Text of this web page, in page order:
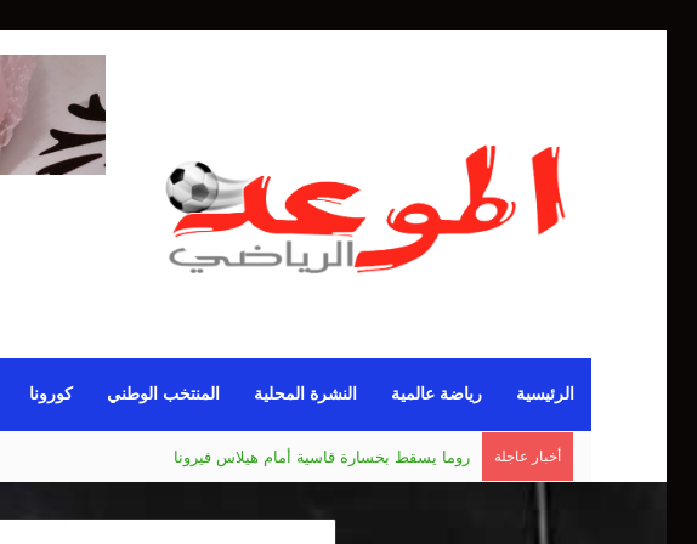
الرئيسية رياضة عالمية النشرة المحلية المنتخب الوطني كورونا
أخبار عاجلة مانشستر يونايتد يقدم أسوأ نسخة منذ 38 عاما